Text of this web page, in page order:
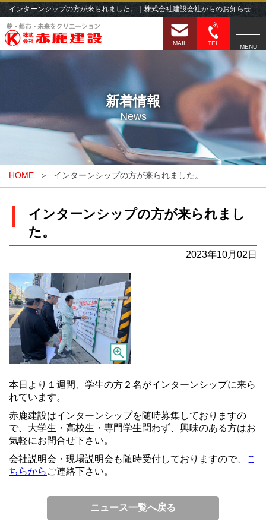
インターンシップの方が来られました。｜株式会社建設会社からのお知らせ
MENU
TEL
MAIL
新着情報
News
HOME インターンシップの方が来られました。
インターンシップの方が来られまし
た。
2023年10月02日
本日より１週間、学生の方２名がインターンシップに来ら
れています。
赤鹿建設はインターンシップを随時募集しておりますの
で、大学生・高校生・専門学生問わず、興味のある方はお
気軽にお問合せ下さい。
会社説明会・現場説明会も随時受付しておりますので、
こ
ちらから ご連絡下さい。
ニュース一覧へ戻る